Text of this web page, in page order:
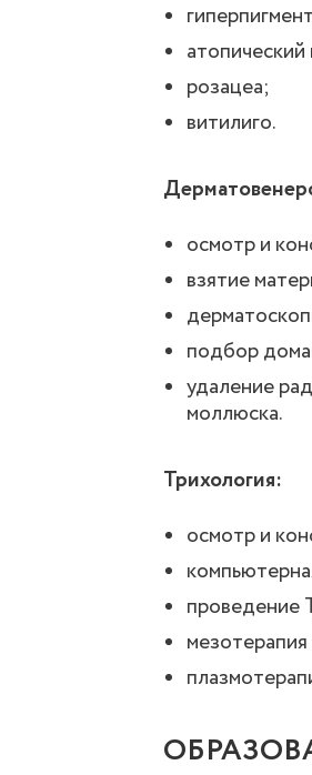
розацеа;
витилиго.
осмотр и
взятие
подбор
удаление
моллюска.
Трихология:
осмотр и
проведение